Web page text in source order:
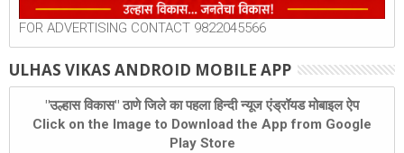
FOR ADVERTISING CONTACT 9822045566
ULHAS VIKAS ANDROID MOBILE APP
"उल्हास विकास" ठाणे जिले का पहला हिन्दी न्यूज एंड्रॉयड मोबाइल ऐप
Click on the Image to Download the App from Google
Play Store